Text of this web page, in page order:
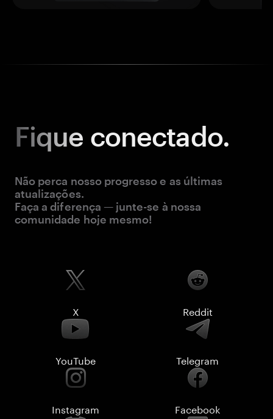
Fique conectado.
Não perca nosso progresso e as últimas
atualizações.
Faça a diferença — junte-se à nossa
comunidade hoje mesmo!
X Reddit
YouTube Telegram
Instagram Facebook